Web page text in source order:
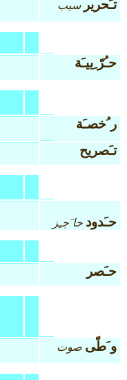
تـَحرير سيب
حـُرّ ِييـَة
ر ُخصـَة
تـَصريح
حـَدود حا َجـِز
حـَصر
و َطّى صوت